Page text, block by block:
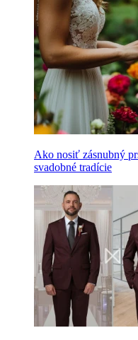
Ako nosiť zásnubný
svadobné tradície